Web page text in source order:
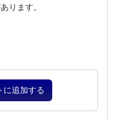
ります。
に追加する